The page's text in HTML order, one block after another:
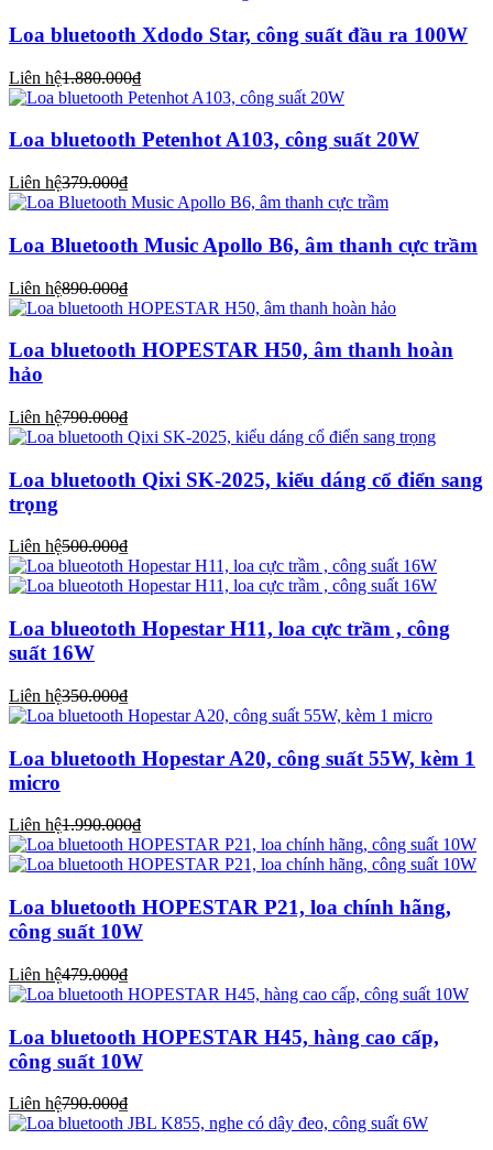
Loa bluetooth Xdodo Star, công suất đầu ra 100W
Liên hệ1.880.000₫
Loa bluetooth Petenhot A103, công suất 20W
Liên hệ379.000₫
Loa Bluetooth Music Apollo B6, âm thanh cực trầm
Liên hệ890.000₫
Loa bluetooth HOPESTAR H50, âm thanh hoàn
hảo
Liên hệ790.000₫
Loa bluetooth Qixi SK-2025, kiểu dáng cổ điển sang
trọng
Liên hệ500.000₫
Loa blueototh Hopestar H11, loa cực trầm , công
suất 16W
Liên hệ350.000₫
Loa bluetooth Hopestar A20, công suất 55W, kèm 1
micro
Liên hệ1.990.000₫
Loa bluetooth HOPESTAR P21, loa chính hãng,
công suất 10W
Liên hệ479.000₫
Loa bluetooth HOPESTAR H45, hàng cao cấp,
công suất 10W
Liên hệ790.000₫